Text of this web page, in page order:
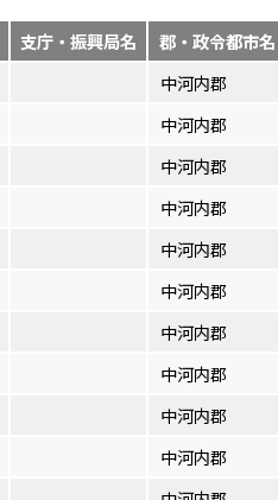
支庁・振興局名
郡・政令都市名
中河内郡
中河内郡
中河内郡
中河内郡
中河内郡
中河内郡
中河内郡
中河内郡
中河内郡
中河内郡